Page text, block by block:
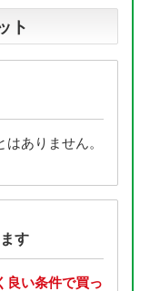
ト
ありません。
す
良い条件で買っ